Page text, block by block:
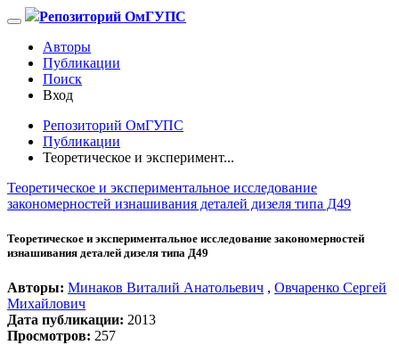
Репозиторий ОмГУПС
Авторы
Публикации
Поиск
Вход
Репозиторий ОмГУПС
Публикации
Теоретическое и эксперимент...
Теоретическое и экспериментальное исследование
закономерностей изнашивания деталей дизеля типа Д49
Теоретическое и экспериментальное исследование закономерностей
изнашивания деталей дизеля типа Д49
Авторы: Минаков Виталий Анатольевич , Овчаренко Сергей
Михайлович
Дата публикации: 2013
Просмотров: 257